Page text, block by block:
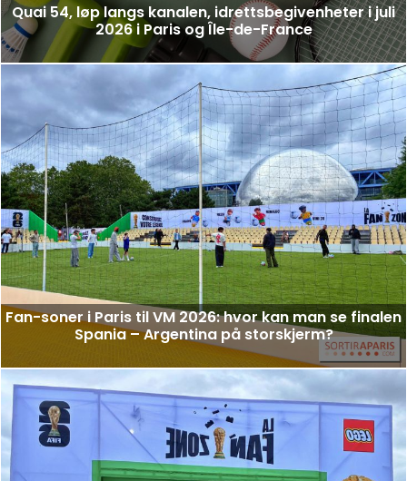
Quai 54, løp langs kanalen, idrettsbegivenheter i juli
2026 i Paris og Île-de-France
Fan-soner i Paris til VM 2026: hvor kan man se finalen
Spania – Argentina på storskjerm?